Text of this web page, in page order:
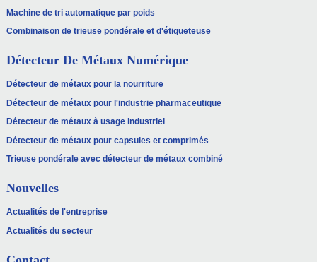
Machine de tri automatique par poids
Combinaison de trieuse pondérale et d'étiqueteuse
Détecteur De Métaux Numérique
Détecteur de métaux pour la nourriture
Détecteur de métaux pour l'industrie pharmaceutique
Détecteur de métaux à usage industriel
Détecteur de métaux pour capsules et comprimés
Trieuse pondérale avec détecteur de métaux combiné
Nouvelles
Actualités de l'entreprise
Actualités du secteur